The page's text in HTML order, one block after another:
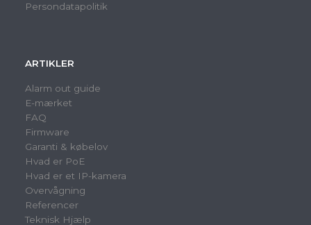
Persondatapolitik
ARTIKLER
Alarm out guide
E-mærket
FAQ
Firmware
Garanti & købelov
Hvad er PoE
Hvad er et IP-kamera
Overvågning
Referencer
Teknisk Hjælp